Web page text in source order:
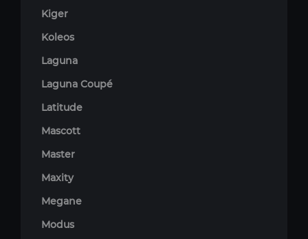
Kiger
Koleos
Laguna
Laguna Coupé
Latitude
Mascott
Master
Maxity
Megane
Modus